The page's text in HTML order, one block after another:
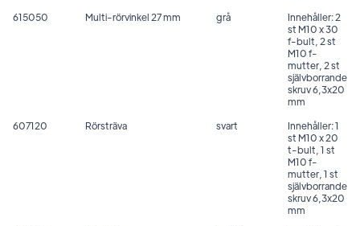
615050
Multi-rörvinkel 27 mm grå
Innehåller: 2
st M10 x 30
f-bult, 2 st
M10 f-
mutter, 2 st
självborrande
skruv 6,3x20
mm
607120
Rörsträva svart
Innehåller: 1
st M10 x 20
t-bult, 1 st
M10 f-
mutter, 1 st
självborrande
skruv 6,3x20
mm